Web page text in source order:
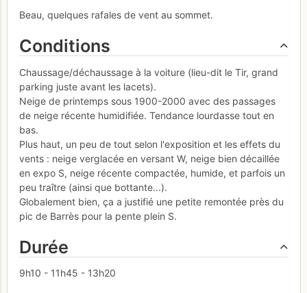
Beau, quelques rafales de vent au sommet.
Conditions
Chaussage/déchaussage à la voiture (lieu-dit le Tir, grand
parking juste avant les lacets).
Neige de printemps sous 1900-2000 avec des passages
de neige récente humidifiée. Tendance lourdasse tout en
bas.
Plus haut, un peu de tout selon l'exposition et les effets du
vents : neige verglacée en versant W, neige bien décaillée
en expo S, neige récente compactée, humide, et parfois un
peu traître (ainsi que bottante...).
Globalement bien, ça a justifié une petite remontée près du
pic de Barrès pour la pente plein S.
Durée
9h10 - 11h45 - 13h20